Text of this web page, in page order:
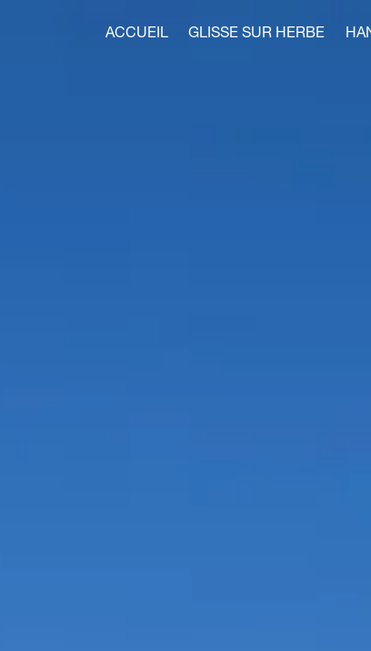
ACCUEIL GLISSE SUR HERBE